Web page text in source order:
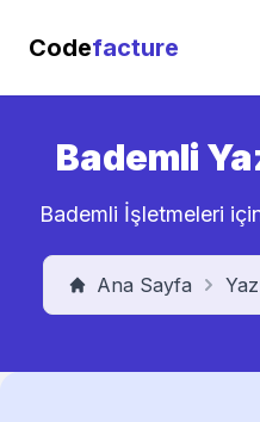
Codefacture
Bademli
Bademli İşletmeleri
Ana Sayfa